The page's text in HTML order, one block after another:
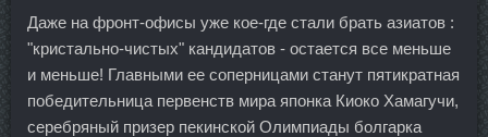
Даже на фронт-офисы уже кое-где стали брать азиатов :
"кристально-чистых" кандидатов - остается все меньше
и меньше! Главными ее соперницами станут пятикратная
победительница первенств мира японка Киоко Хамагучи,
серебряный призер пекинской Олимпиады болгарка